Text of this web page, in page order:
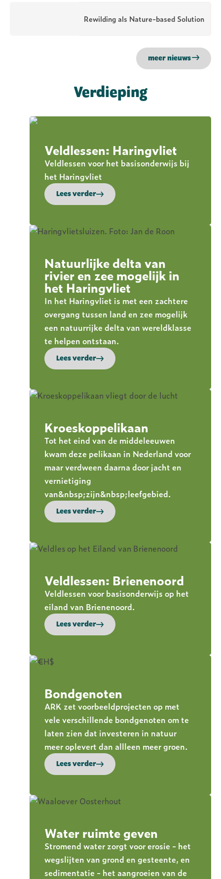
Rewilding als Nature-based Solution
meer nieuws
Verdieping
Veldlessen: Haringvliet
Veldlessen voor het basisonderwijs bij
het Haringvliet
Lees verder
Natuurlijke delta van
rivier en zee mogelijk in
het Haringvliet
In het Haringvliet is met een zachtere
overgang tussen land en zee mogelijk
een natuurrijke delta van wereldklasse
te helpen ontstaan.
Lees verder
Kroeskoppelikaan
Tot het eind van de middeleeuwen
kwam deze pelikaan in Nederland voor
maar verdween daarna door jacht en
vernietiging
van&nbsp;zijn&nbsp;leefgebied.
Lees verder
Veldlessen: Brienenoord
Veldlessen voor basisonderwijs op het
eiland van Brienenoord.
Lees verder
Bondgenoten
ARK zet voorbeeldprojecten op met
vele verschillende bondgenoten om te
laten zien dat investeren in natuur
meer oplevert dan allleen meer groen.
Lees verder
Water ruimte geven
Stromend water zorgt voor erosie - het
wegslijten van grond en gesteente, en
sedimentatie - het aangroeien van de